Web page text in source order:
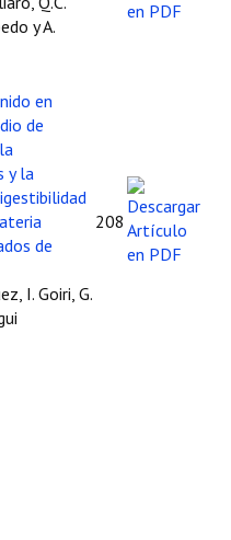
y A.
en
de
y la
de
I. Goiri, G.
208